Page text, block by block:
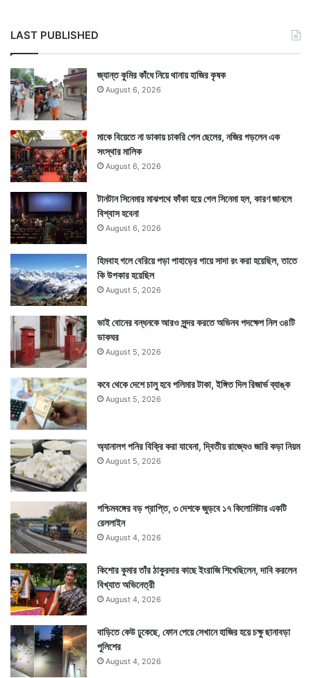
Tags Gleeden
LAST PUBLISHED
জ্যান্ত কুমির কাঁধে নিয়ে থানায় হাজির কৃষক
August 6, 2026
মাকে বিয়েতে না ডাকায় চাকরি গেল ছেলের, নজির গড়লেন এক
সংস্থার মালিক
August 6, 2026
টানটান সিনেমার মাঝপথে ফাঁকা হয়ে গেল সিনেমা হল, কারণ জানলে
বিশ্বাস হবেনা
August 6, 2026
হিমবাহ গলে বেরিয়ে পড়া পাহাড়ের গায়ে সাদা রং করা হয়েছিল, তাতে
কি উপকার হয়েছিল
August 5, 2026
ভাই বোনের বন্ধনকে আরও সুন্দর করতে অভিনব পদক্ষেপ নিল ৩৪টি
ডাকঘর
August 5, 2026
কবে থেকে দেশে চালু হবে পলিমার টাকা, ইঙ্গিত দিল রিজার্ভ ব্যাঙ্ক
August 5, 2026
অ্যানালগ পনির বিক্রি করা যাবেনা, দ্বিতীয় রাজ্যেও জারি কড়া নিয়ম
August 5, 2026
পশ্চিমবঙ্গের বড় প্রাপ্তি, ৩ দেশকে জুড়বে ১৭ কিলোমিটার একটি
রেললাইন
August 4, 2026
কিশোর কুমার তাঁর ঠাকুরদার কাছে ইংরাজি শিখেছিলেন, দাবি করলেন
বিখ্যাত অভিনেত্রী
August 4, 2026
বাড়িতে কেউ ঢুকেছে, ফোন পেয়ে সেখানে হাজির হয়ে চক্ষু ছানাবড়া
পুলিশের
August 4, 2026